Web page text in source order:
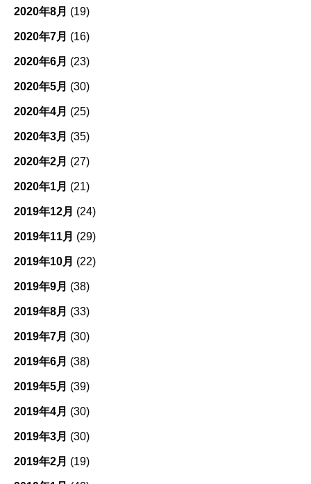
2020年8月 (19)
2020年7月 (16)
2020年6月 (23)
2020年5月 (30)
2020年4月 (25)
2020年3月 (35)
2020年2月 (27)
2020年1月 (21)
2019年12月 (24)
2019年11月 (29)
2019年10月 (22)
2019年9月 (38)
2019年8月 (33)
2019年7月 (30)
2019年6月 (38)
2019年5月 (39)
2019年4月 (30)
2019年3月 (30)
2019年2月 (19)